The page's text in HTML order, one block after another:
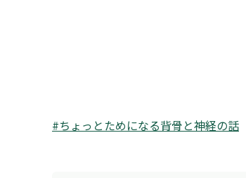
#ちょっとためになる背骨と神経の話